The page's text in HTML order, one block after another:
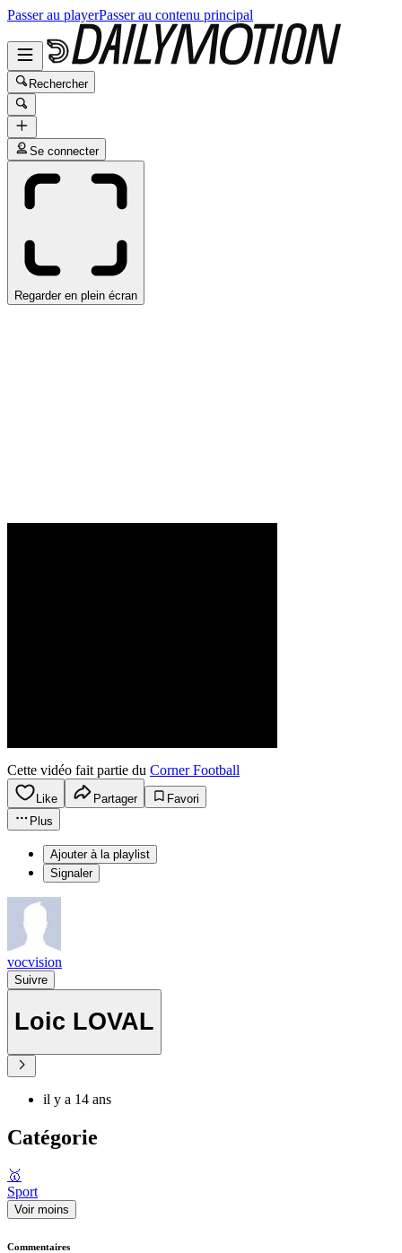
Passer au playerPasser au contenu principal
Rechercher
Se connecter
Regarder en plein écran
Cette vidéo fait partie du Corner Football
Like Partager
Favori
Plus
Ajouter à la playlist
Signaler
vocvision
Suivre
Loic LOVAL
il y a 14 ans
Catégorie
🥇
Sport
Voir moins
Commentaires